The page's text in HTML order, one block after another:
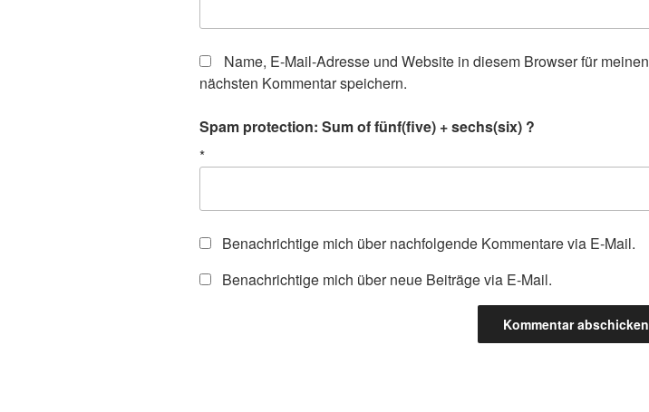
Name, E-Mail-Adresse und Website in diesem Browser für meinen
nächsten Kommentar speichern.
Spam protection: Sum of fünf(five) + sechs(six) ?
*
Benachrichtige mich über nachfolgende Kommentare via E-Mail.
Benachrichtige mich über neue Beiträge via E-Mail.